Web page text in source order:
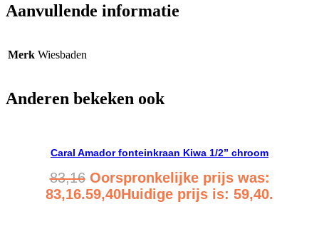
Aanvullende informatie
Merk Wiesbaden
Anderen bekeken ook
Caral Amador fonteinkraan Kiwa 1/2” chroom
83,16 Oorspronkelijke prijs was:
83,16.59,40Huidige prijs is: 59,40.